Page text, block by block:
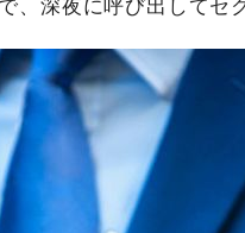
、深夜に呼び出してセ